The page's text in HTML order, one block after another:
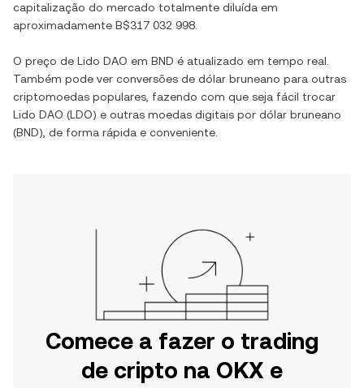
capitalização do mercado totalmente diluída em
aproximadamente B$317 032 998
O preço de Lido DAO em BND é atualizado em tempo real.
Também pode ver conversões de dólar bruneano para outras
criptomoedas populares, fazendo com que seja fácil trocar
Lido DAO (LDO) e outras moedas digitais por dólar bruneano
(BND), de forma rápida e conveniente.
Comece a fazer o trading
de cripto na OKX e